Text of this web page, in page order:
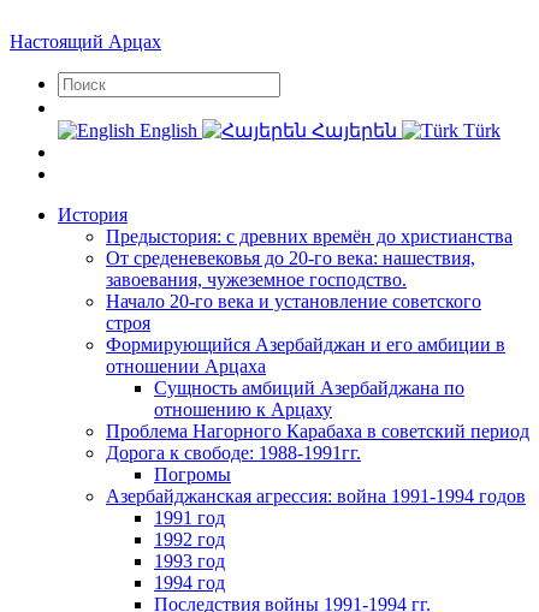
Настоящий Арцах
English Հայերեն Türk
История
Предыстория: с древних времён до христианства
От среденевековья до 20-го века: нашествия,
завоевания, чужеземное господство.
Начало 20-го века и установление советского
строя
Формирующийся Азербайджан и его амбиции в
отношении Арцаха
Сущность амбиций Азербайджана по
отношению к Арцаху
Проблема Нагорного Карабаха в советский период
Дорога к свободе: 1988-1991гг.
Погромы
Азербайджанская агрессия: война 1991-1994 годов
1991 год
1992 год
1993 год
1994 год
Последствия войны 1991-1994 гг.